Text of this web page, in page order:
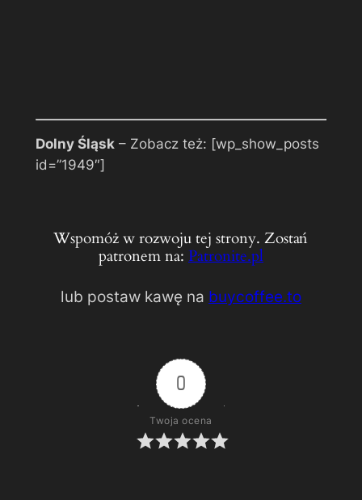
Dolny Śląsk– Zobacz też: [wp_show_posts
id=”1949″]
Wspomóż w rozwoju tej strony. Zostań
patronem na: Patronite.pl
lub postaw kawę na buycoffee.to
0
Twoja ocena